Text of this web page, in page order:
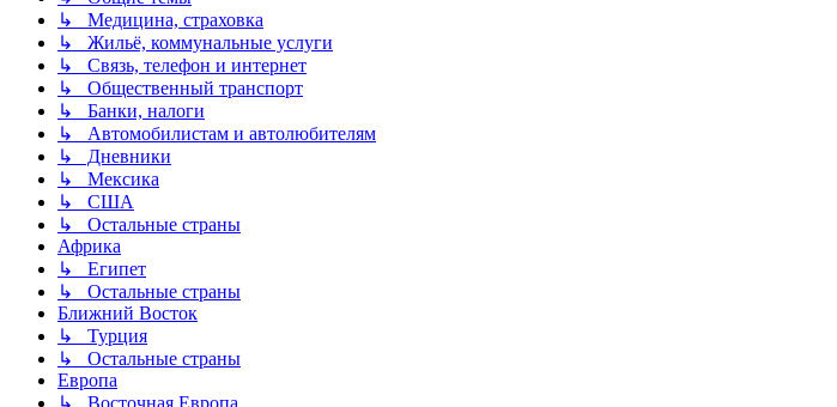
↳ Медицина, страховка
↳ Жильё, коммунальные услуги
↳ Связь, телефон и интернет
↳ Общественный транспорт
↳ Банки, налоги
↳ Автомобилистам и автолюбителям
↳ Дневники
↳ Мексика
↳ США
↳ Остальные страны
Африка
↳ Египет
↳ Остальные страны
Ближний Восток
↳ Турция
↳ Остальные страны
Европа
↳ Восточная Европа